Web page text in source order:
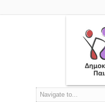
Navigate to...